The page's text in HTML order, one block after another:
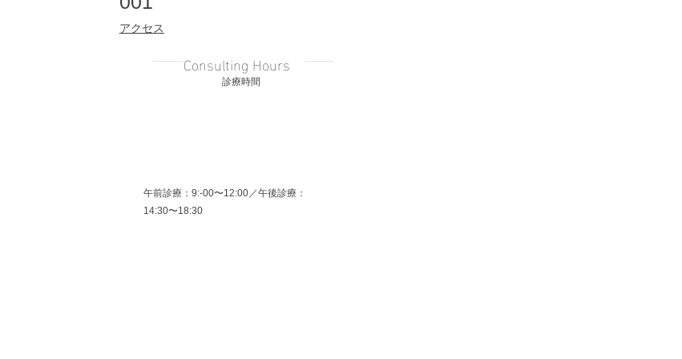
アクセス
Consulting Hours
​診療時間
午前診療：9:-00〜12:00​／午後診療：
14:30〜18:30